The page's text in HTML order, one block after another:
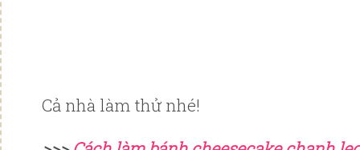
Cả nhà làm thử nhé!